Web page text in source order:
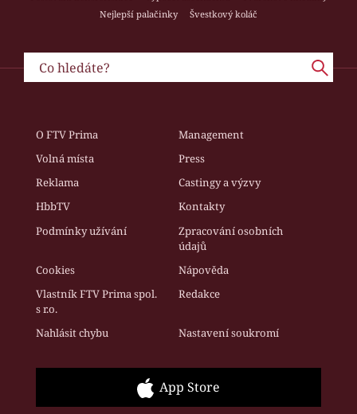
Nejlepší palačinky
Švestkový koláč
O FTV Prima
Management
Volná místa
Press
Reklama
Castingy a výzvy
HbbTV
Kontakty
Podmínky užívání
Zpracování osobních
údajů
Cookies
Nápověda
Vlastník FTV Prima spol.
s r.o.
Redakce
Nahlásit chybu Nastavení soukromí
App Store